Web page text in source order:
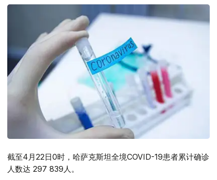
截至4月22日0时，哈萨克斯坦全境COVID-19患者累计确诊
人数达 297 839人。